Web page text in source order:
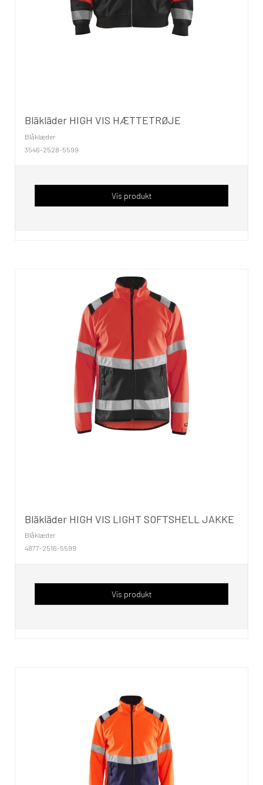
Bläkläder HIGH VIS HÆTTETRØJE
Blåklæder
3546-2528-5599
Vis produkt
Bläkläder HIGH VIS LIGHT SOFTSHELL JAKKE
Blåklæder
4877-2516-5599
Vis produkt